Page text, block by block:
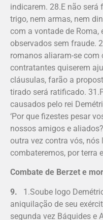
indicarem. 28.E não
trigo, nem armas, nem
com a vontade de Roma,
observados sem fraude.
romanos aliaram-se com
contratantes quiserem
cláusulas, farão a
tirado será ratificado.
causados pelo rei
‘Por que fizestes pesar
nossos amigos e
outra vez contra vós,
combateremos, por terra e
Combate de Berzet e
9. 1.Soube logo
aniquilação de seu
segunda vez Báquides e